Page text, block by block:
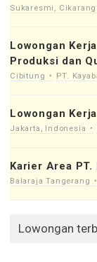
Sukaresmi, Cikarang
Lowongan
Produksi dan
Cibitung PT.
Lowongan
Jakarta, Indonesia
Karier Area
Balaraja Tangerang
Lowongan